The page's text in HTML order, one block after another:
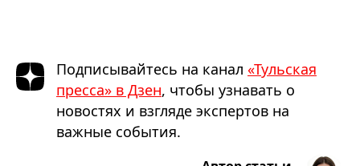
Подписывайтесь на канал «Тульская
пресса» в Дзен, чтобы узнавать о
новостях и взгляде экспертов на
важные события.